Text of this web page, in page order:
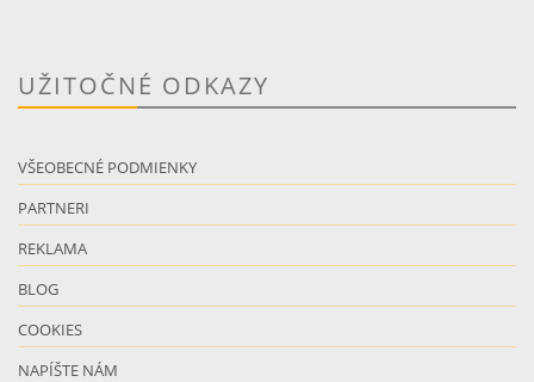
UŽITOČNÉ ODKAZY
VŠEOBECNÉ PODMIENKY
PARTNERI
REKLAMA
BLOG
COOKIES
NAPÍŠTE NÁM